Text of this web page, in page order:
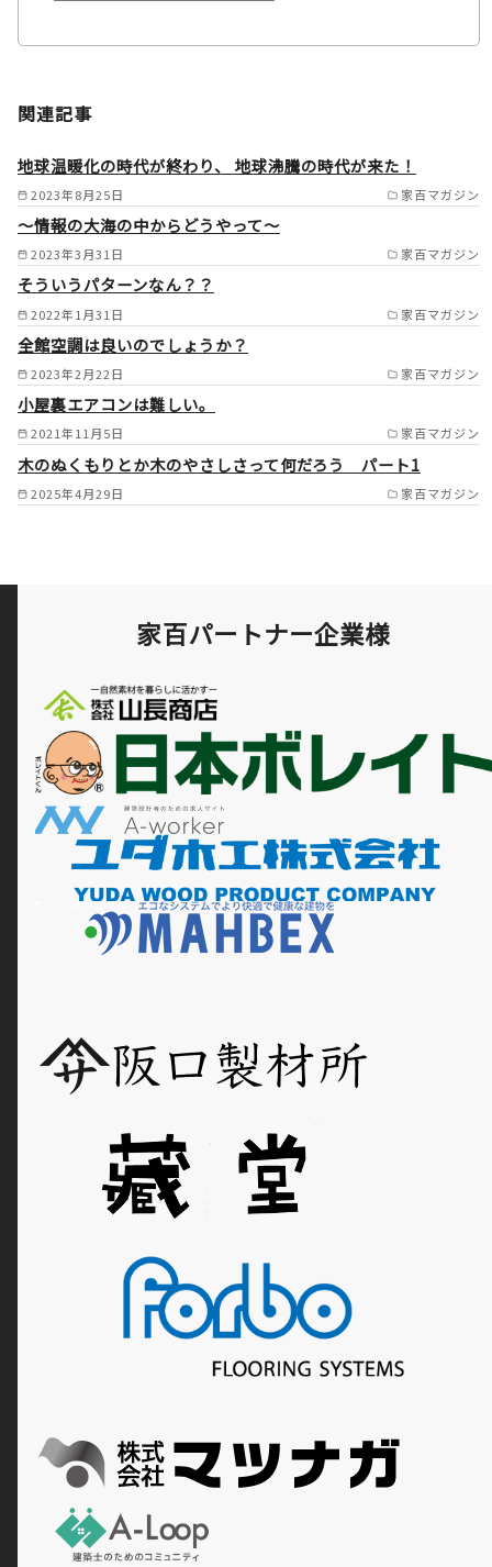
市/箕面市/池田市/川西市/宝塚
市/伊丹市/尼崎市/西宮市/芦屋
市/島本町/大山崎町/長岡京市/
京都市/宇治市/京田辺市/八幡
市/交野市/城陽市/寝屋川市/守
口市/門真市/東大阪市/堺市/和
市/八尾市/柏原市/大阪市/高石
市/和泉大津市/生駒市/奈良市/
大和郡山市/天理市/相楽郡/平
群郡 /
関連記事
2023年8月25日 家百マガジン
地球温暖化の時代が終わり、 地球沸騰の時代が来た！
2023年3月31日 家百マガジン
～情報の大海の中からどうやって～
2022年1月31日 家百マガジン
そういうパターンなん？？
2023年2月22日 家百マガジン
全館空調は良いのでしょうか？
2021年11月5日 家百マガジン
小屋裏エアコンは難しい。
2025年4月29日 家百マガジン
木のぬくもりとか木のやさしさって何だろう パート1
家百パートナー企業様